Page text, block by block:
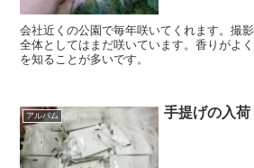
会社近くの公園で毎年咲いてくれます。撮
全体としてはまだ咲いています。香りがよ
を知ることが多いです。
アルバム 手提げの入荷